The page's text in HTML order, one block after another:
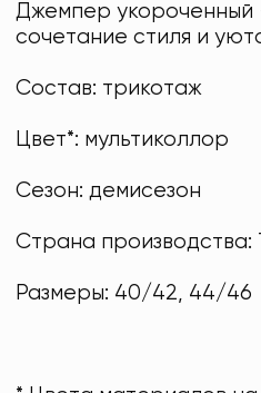
Джемпер укороченный
сочетание стиля и
Состав: трикотаж
Цвет*: мультиколлор
Сезон: демисезон
Страна производства:
Размеры: 40/42, 44/46